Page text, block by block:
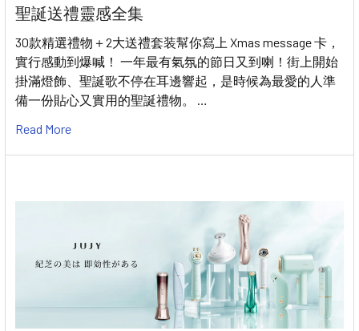
聖誕送禮靈感全集
30款精選禮物＋2大送禮套装幫你寫上 Xmas message 卡，
實行感動到爆喊！ 一年最有氣氛的節日又到喇！街上開始
掛滿燈飾、聖誕歌不停在耳邊響起，是時候為最愛的人準
備一份貼心又實用的聖誕禮物。 …
Read More